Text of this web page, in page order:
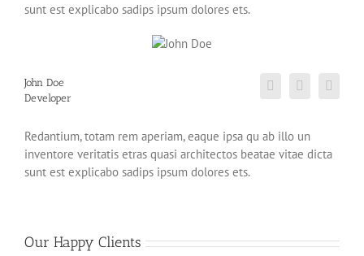
sunt est explicabo sadips ipsum dolores ets.
John Doe
Developer
Redantium, totam rem aperiam, eaque ipsa qu ab illo un
inventore veritatis etras quasi architectos beatae vitae dicta
sunt est explicabo sadips ipsum dolores ets.
Our Happy Clients